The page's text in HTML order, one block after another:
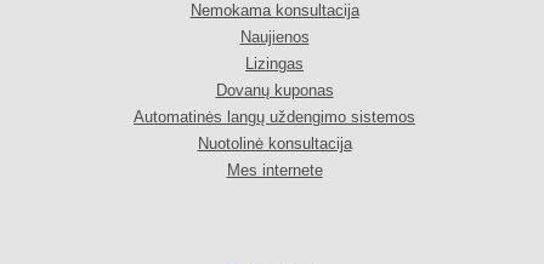
Nemokama konsultacija
Naujienos
Lizingas
Dovanų kuponas
Automatinės langų uždengimo sistemos
Nuotolinė konsultacija
Mes internete